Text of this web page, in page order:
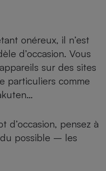
onéreux, il n’est
d’occasion. Vous
sur des sites
particuliers comme
d’occasion, pensez à
possible – les